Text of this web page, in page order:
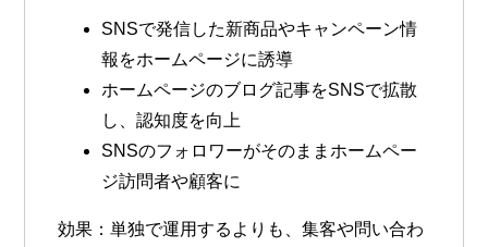
SNSで発信した新商品やキャンペーン情
報をホームページに誘導
ホームページのブログ記事をSNSで拡散
し、認知度を向上
SNSのフォロワーがそのままホームペー
ジ訪問者や顧客に
効果 ：単独で運用するよりも、集客や問い合わ